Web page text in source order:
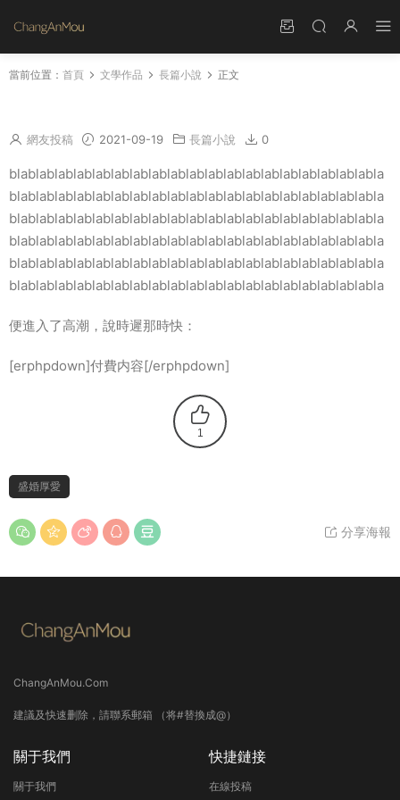
當前位置： 首頁 文學作品 長篇小說 正文
網友投稿 2021-09-19 長篇小說 0
blablablablablablablablablablablablablablablablablablablabla
blablablablablablablablablablablablablablablablablablablabla
blablablablablablablablablablablablablablablablablablablabla
blablablablablablablablablablablablablablablablablablablabla
blablablablablablablablablablablablablablablablablablablabla
blablablablablablablablablablablablablablablablablablablabla
便進入了高潮，說時遲那時快：
[erphpdown]付費内容[/erphpdown]
1
盛婚厚愛
分享海報
ChangAnMou.Com
建議及快速删除，請聯系郵箱 （将#替換成@）
關于我們
關于我們
快捷鏈接
在線投稿